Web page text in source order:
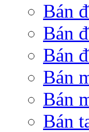
Bán
Bán
Bán
Bán
Bán
Bán